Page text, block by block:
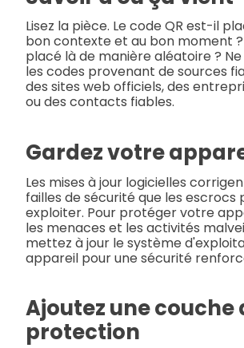
Lisez la pièce. Le code QR est-il
bon contexte et au bon moment
placé là de manière aléatoire ?
les codes provenant de sources
des sites web officiels, des
ou des contacts fiables.
Gardez votre
Les mises à jour logicielles
failles de sécurité que les escrocs
exploiter. Pour protéger votre
les menaces et les activités
mettez à jour le système
appareil pour une sécurité
Ajoutez une couche
protection